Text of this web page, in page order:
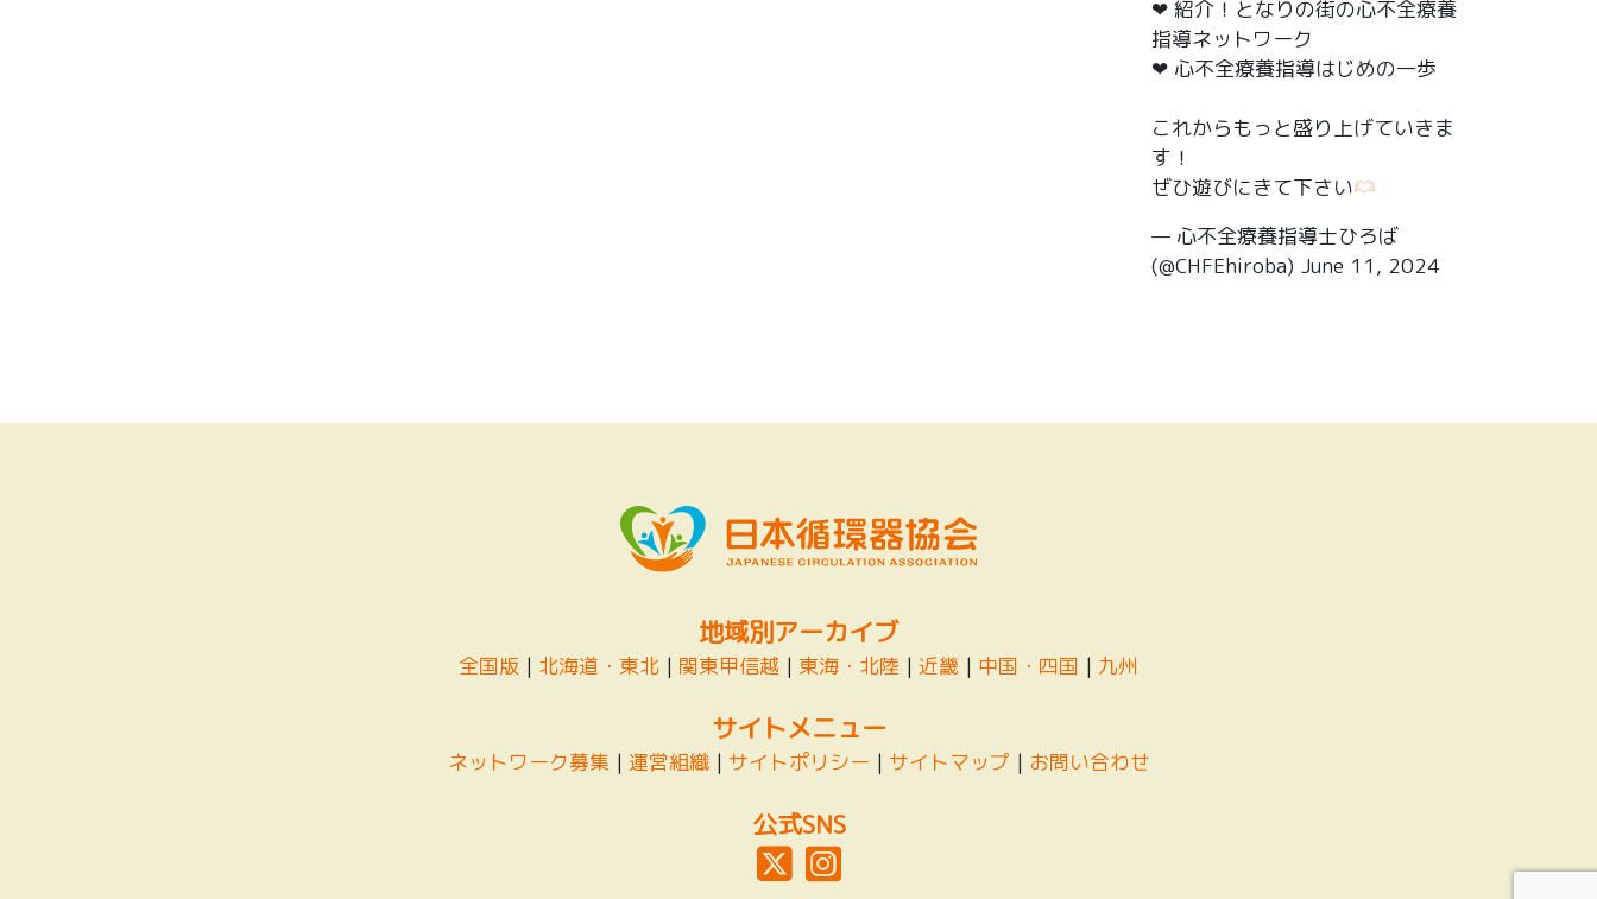
❤︎ 紹介！となりの街の心不全療養
指導ネットワーク
❤︎ 心不全療養指導はじめの一歩
これからもっと盛り上げていきま
す！
ぜひ遊びにきて下さい
— 心不全療養指導士ひろば
(@CHFEhiroba) June 11, 2024
地域別アーカイブ
全国版 | 北海道・東北 | 関東甲信越 | 東海・北陸 | 近畿 | 中国・四国 | 九州
サイトメニュー
ネットワーク募集| 運営組織| サイトポリシー | サイトマップ | お問い合わせ
公式SNS